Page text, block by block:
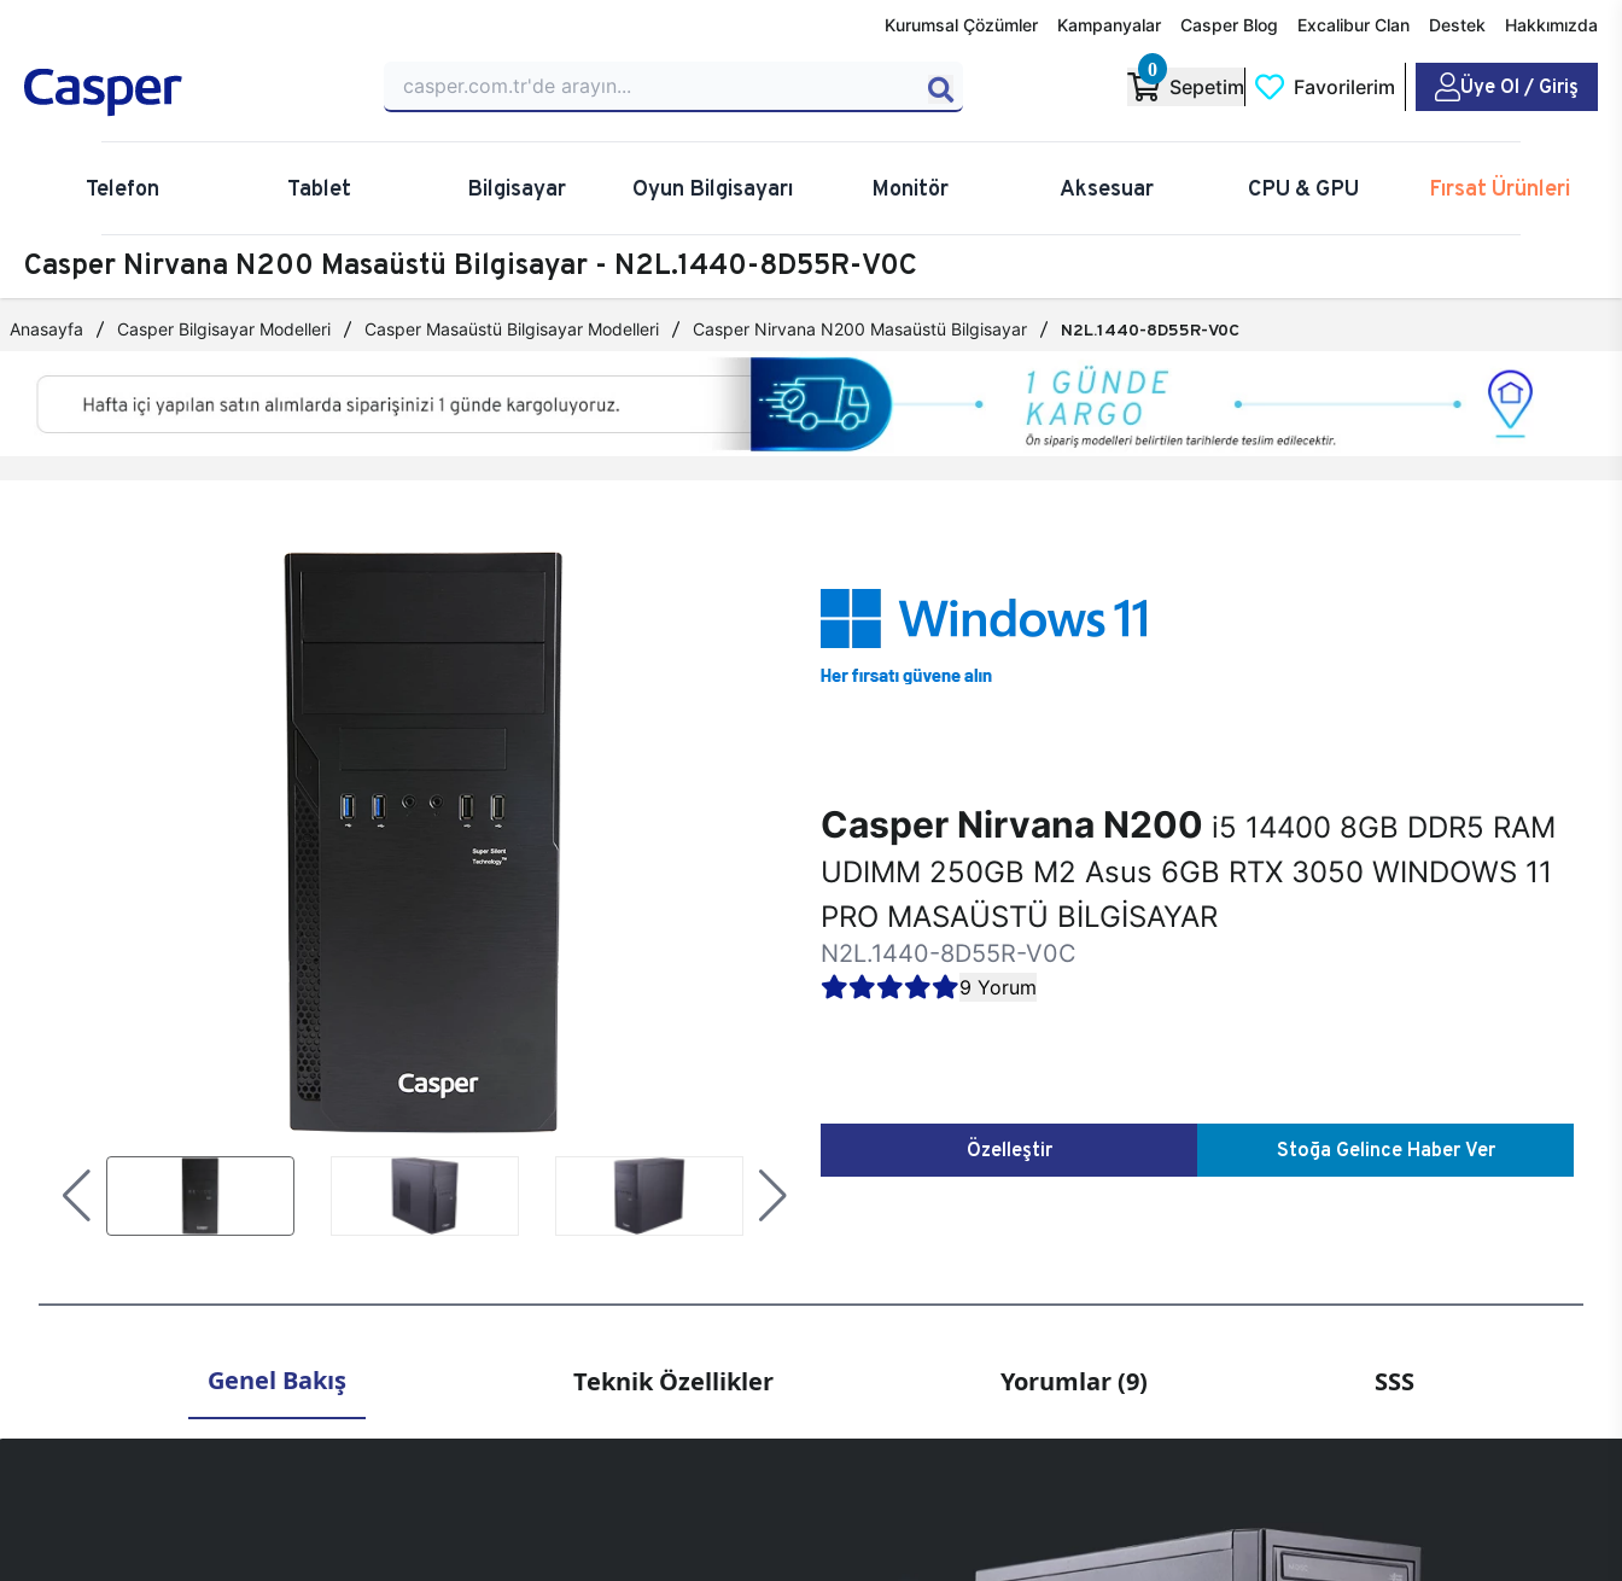
Kurumsal Çözümler Kampanyalar Casper Blog Excalibur Clan Destek Hakkımızda
0
Sepetim Favorilerim Üye Ol / Giriş
Telefon Tablet Bilgisayar Oyun Bilgisayarı Monitör Aksesuar CPU & GPU Fırsat Ürünleri
Casper Nirvana N200 Masaüstü Bilgisayar - N2L.1440-8D55R-V0C
Anasayfa Casper Bilgisayar Modelleri Casper Masaüstü Bilgisayar Modelleri Casper Nirvana N200 Masaüstü Bilgisayar N2L.1440-8D55R-V0C
Casper Nirvana N200 i5 14400 8GB DDR5 RAM
UDIMM 250GB M2 Asus 6GB RTX 3050 WINDOWS 11
PRO MASAÜSTÜ BİLGİSAYAR
N2L.1440-8D55R-V0C
9 Yorum
Özelleştir Stoğa Gelince Haber Ver
Genel Bakış Teknik Özellikler Yorumlar (9) SSS